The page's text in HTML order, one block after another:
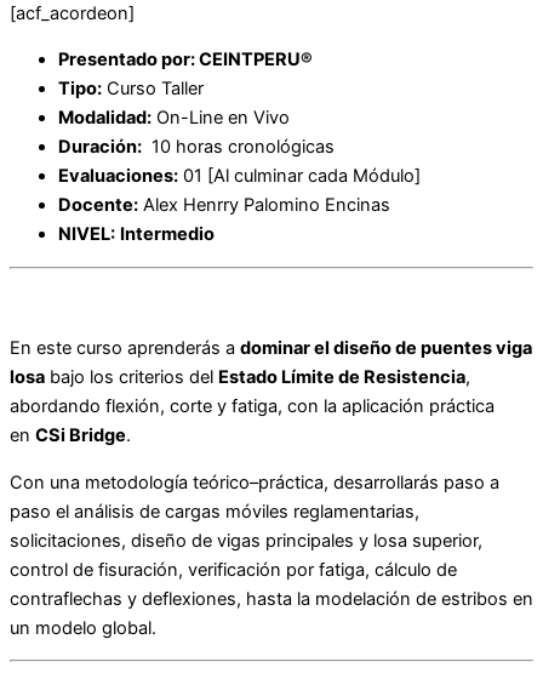
[acf_acordeon]
Presentado por: CEINTPERU®
Tipo: Curso Taller
Modalidad: On-Line en Vivo
Duración: 10 horas cronológicas
Evaluaciones: 01 [Al culminar cada Módulo]
Docente: Alex Henrry Palomino Encinas
NIVEL: Intermedio
En este curso aprenderás a dominar el diseño de puentes viga
losa bajo los criterios del Estado Límite de Resistencia,
abordando flexión, corte y fatiga, con la aplicación práctica
en CSi Bridge.
Con una metodología teórico–práctica, desarrollarás paso a
paso el análisis de cargas móviles reglamentarias,
solicitaciones, diseño de vigas principales y losa superior,
control de fisuración, verificación por fatiga, cálculo de
contraflechas y deflexiones, hasta la modelación de estribos en
un modelo global.